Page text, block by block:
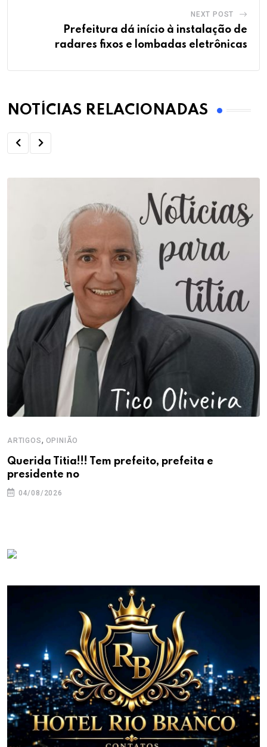
NEXT POST
Prefeitura dá início à instalação de
radares fixos e lombadas eletrônicas
NOTÍCIAS RELACIONADAS
ARTIGOS, OPINIÃO
Querida Titia!!! Tem prefeito, prefeita e
presidente no
04/08/2026